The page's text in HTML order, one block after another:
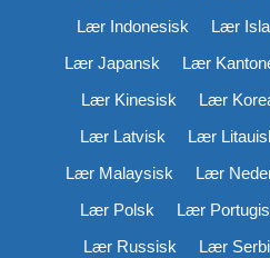
Lær Indonesisk
Lær
Lær Japansk
Lær
Lær Kinesisk
Lær
Lær Latvisk
Lær
Lær Malaysisk
Lær
Lær Polsk
Lær
Lær Russisk
Lær